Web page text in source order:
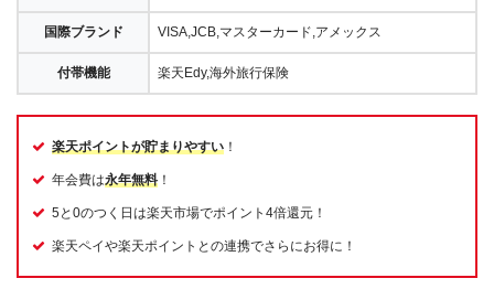
国際ブランド VISA,JCB,マスターカード,アメックス
付帯機能 楽天Edy,海外旅行保険
楽天ポイントが貯まりやすい ！
年会費は永年無料 ！
5と0のつく日は楽天市場でポイント4倍還元！
楽天ペイや楽天ポイントとの連携でさらにお得に！